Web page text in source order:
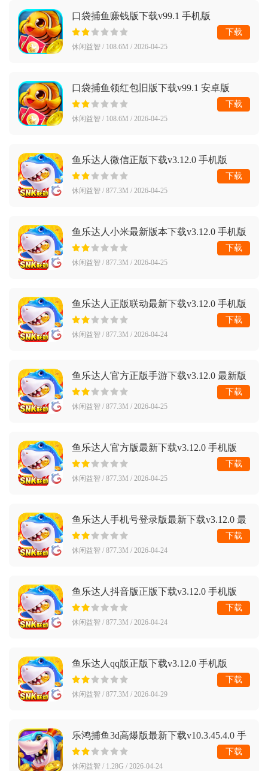
口袋捕鱼赚钱版下载v99.1 手机版
休闲益智 / 108.6M / 2026-04-25
下载
口袋捕鱼领红包旧版下载v99.1 安卓版
休闲益智 / 108.6M / 2026-04-25
下载
鱼乐达人微信正版下载v3.12.0 手机版
休闲益智 / 877.3M / 2026-04-25
下载
鱼乐达人小米最新版本下载v3.12.0 手机版
休闲益智 / 877.3M / 2026-04-25
下载
鱼乐达人正版联动最新下载v3.12.0 手机版
休闲益智 / 877.3M / 2026-04-24
下载
鱼乐达人官方正版手游下载v3.12.0 最新版
休闲益智 / 877.3M / 2026-04-25
下载
鱼乐达人官方版最新下载v3.12.0 手机版
休闲益智 / 877.3M / 2026-04-25
下载
鱼乐达人手机号登录版最新下载v3.12.0 最
新版
休闲益智 / 877.3M / 2026-04-24
下载
鱼乐达人抖音版正版下载v3.12.0 手机版
休闲益智 / 877.3M / 2026-04-24
下载
鱼乐达人qq版正版下载v3.12.0 手机版
休闲益智 / 877.3M / 2026-04-29
下载
乐鸿捕鱼3d高爆版最新下载v10.3.45.4.0 手
机版
休闲益智 / 1.28G / 2026-04-24
下载